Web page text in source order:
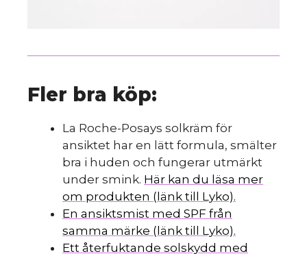
Fler bra köp:
La Roche-Posays solkräm för
ansiktet har en lätt formula, smälter
bra i huden och fungerar utmärkt
under smink. Här kan du läsa mer
om produkten (länk till Lyko).
En ansiktsmist med SPF från
samma märke (länk till Lyko).
Ett återfuktande solskydd med